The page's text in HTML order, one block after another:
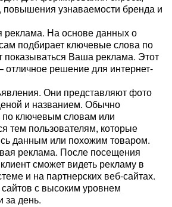
повышения узнаваемости бренда и
реклама. На основе данных о
подбирает ключевые слова по
показываться Ваша реклама. Этот
отличное решение для интернет-
Они представляют фото
и названием. Обычно
ключевым словам или
тем пользователям, которые
данным или похожим товаром.
реклама. После посещения
сможет видеть рекламу в
и на партнерских веб-сайтах.
с высоким уровнем
за день.